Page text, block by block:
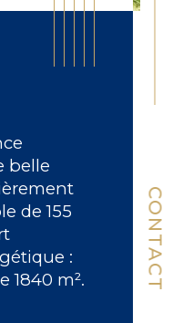
CONTACT
belle
de 155
:
1840 m².